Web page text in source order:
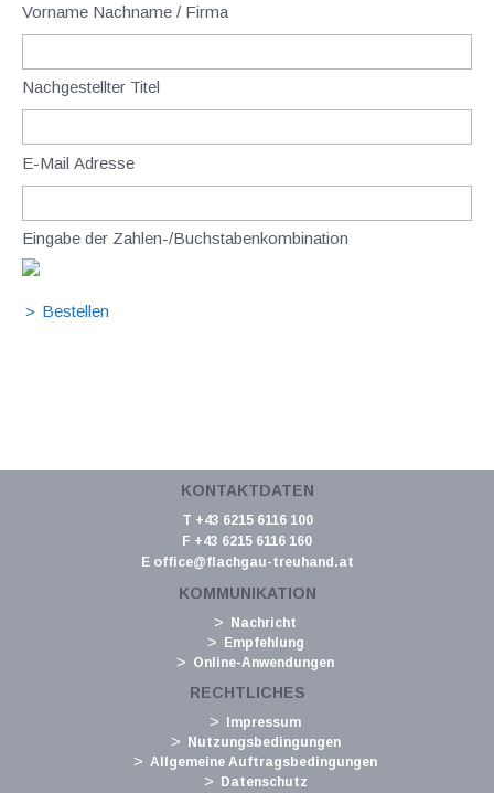
Vorname Nachname / Firma
Nachgestellter Titel
E-Mail Adresse
Eingabe der Zahlen-/Buchstabenkombination
KONTAKTDATEN
T +43 6215 6116 100
F +43 6215 6116 160
E office@flachgau-treuhand.at
KOMMUNIKATION
Nachricht
Empfehlung
Online-Anwendungen
RECHTLICHES
Impressum
Nutzungsbedingungen
Allgemeine Auftragsbedingungen
Datenschutz